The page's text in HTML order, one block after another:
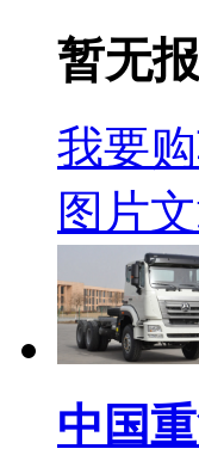
暂无
我要
图片
中国